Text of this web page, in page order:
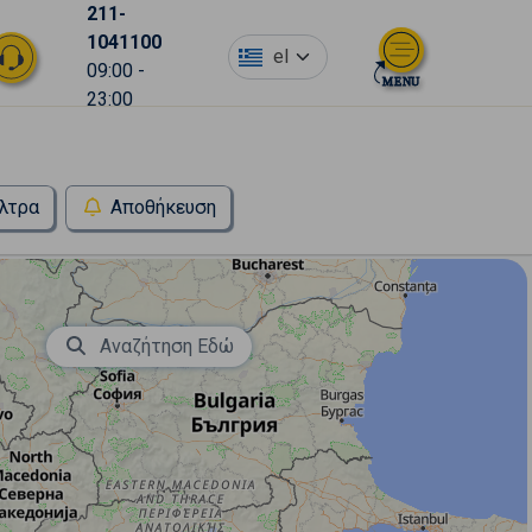
211-
1041100
09:00 -
23:00
el
Αποθήκευση
Αναζήτηση Εδώ